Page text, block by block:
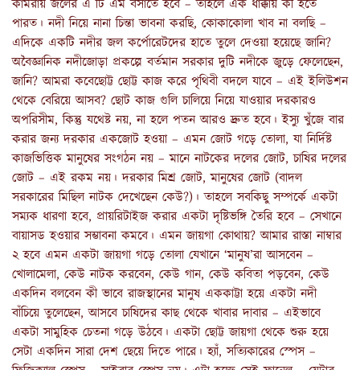
কামরায় জলের এ টি এম বসাতে হবে – তাহলে এক ধাক্কায় কী হতে
পারত। নদী নিয়ে নানা চিন্তা ভাবনা করছি, কোকাকোলা খাব না বলছি –
এদিকে একটি নদীর জল কর্পোরেটদের হাতে তুলে দেওয়া হয়েছে জানি?
অবৈজ্ঞানিক নদীজোড়া প্রকল্পে বর্তমান সরকার দুটি নদীকে জুড়ে ফেলেছেন,
জানি? আমরা কবেছোট্ট ছোট্ট কাজ করে পৃথিবী বদলে যাবে – এই ইলিউশন
থেকে বেরিয়ে আসব? ছোট কাজ গুলি চালিয়ে নিয়ে যাওয়ার দরকারও
অপরিসীম, কিন্তু যথেষ্ট নয়, না হলে পতন আরও দ্রুত হবে। ইস্যু খুঁজে বার
করার জন্য দরকার একজোট হওয়া – এমন জোট গড়ে তোলা, যা নির্দিষ্ট
কাজভিত্তিক মানুষের সংগঠন নয় – মানে নাটকের দলের জোট, চাষির দলের
জোট – এই রকম নয়। দরকার মিশ্র জোট, মানুষের জোট (বাদল
সরকারের মিছিল নাটক দেখেছেন কেউ?)। তাহলে সবকিছু সম্পর্কে একটা
সম্যক ধারণা হবে, প্রায়রিটাইজ করার একটা দৃষ্টিভঙ্গি তৈরি হবে – সেখানে
বায়াসড হওয়ার সম্ভাবনা কমবে। এমন জায়গা কোথায়? আমার রাস্তা নাম্বার
২ হবে এমন একটা জায়গা গড়ে তোলা যেখানে ‘মানুষ’রা আসবেন –
খোলামেলা, কেউ নাটক করবেন, কেউ গান, কেউ কবিতা পড়বেন, কেউ
একদিন বলবেন কী ভাবে রাজস্থানের মানুষ এককাট্টা হয়ে একটা নদী
বাঁচিয়ে তুলেছেন, আসবে চাষিদের কাছ থেকে খাবার দাবার – এইভাবে
একটা সামুহিক চেতনা গড়ে উঠবে। একটা ছোট্ট জায়গা থেকে শুরু হয়ে
সেটা একদিন সারা দেশ ছেয়ে দিতে পারে। হ্যাঁ, সত্যিকারের স্পেস –